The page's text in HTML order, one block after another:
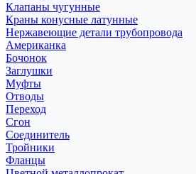
Клапаны чугунные
Краны конусные латунные
Нержавеющие детали трубопровода
Американка
Бочонок
Заглушки
Муфты
Отводы
Переход
Сгон
Соединитель
Тройники
Фланцы